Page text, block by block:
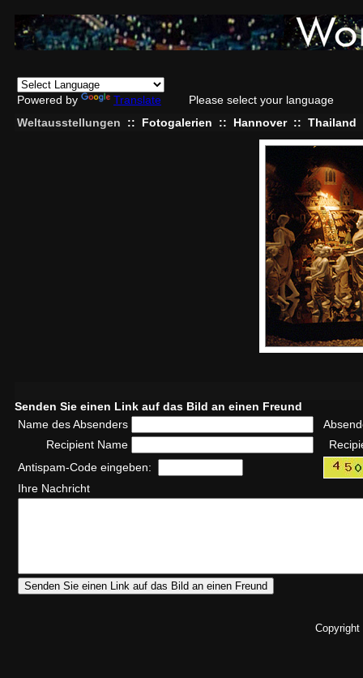
Powered by Translate
Please select your language
Weltausstellungen
:: Fotogalerien :: Hannover :: Thailand
Senden Sie einen Link auf das Bild an einen Freund
Name des Absenders
Recipient Name
Antispam-Code eingeben:
Ihre Nachricht